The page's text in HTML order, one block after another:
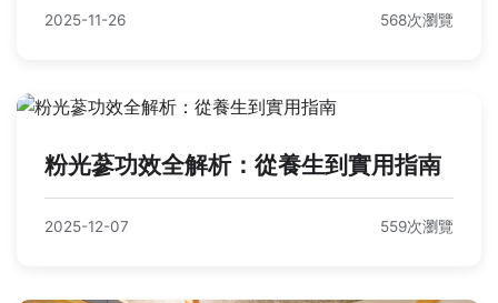
2025-11-26 568次瀏覽
粉光蔘功效全解析：從養生到實用指南
2025-12-07 559次瀏覽